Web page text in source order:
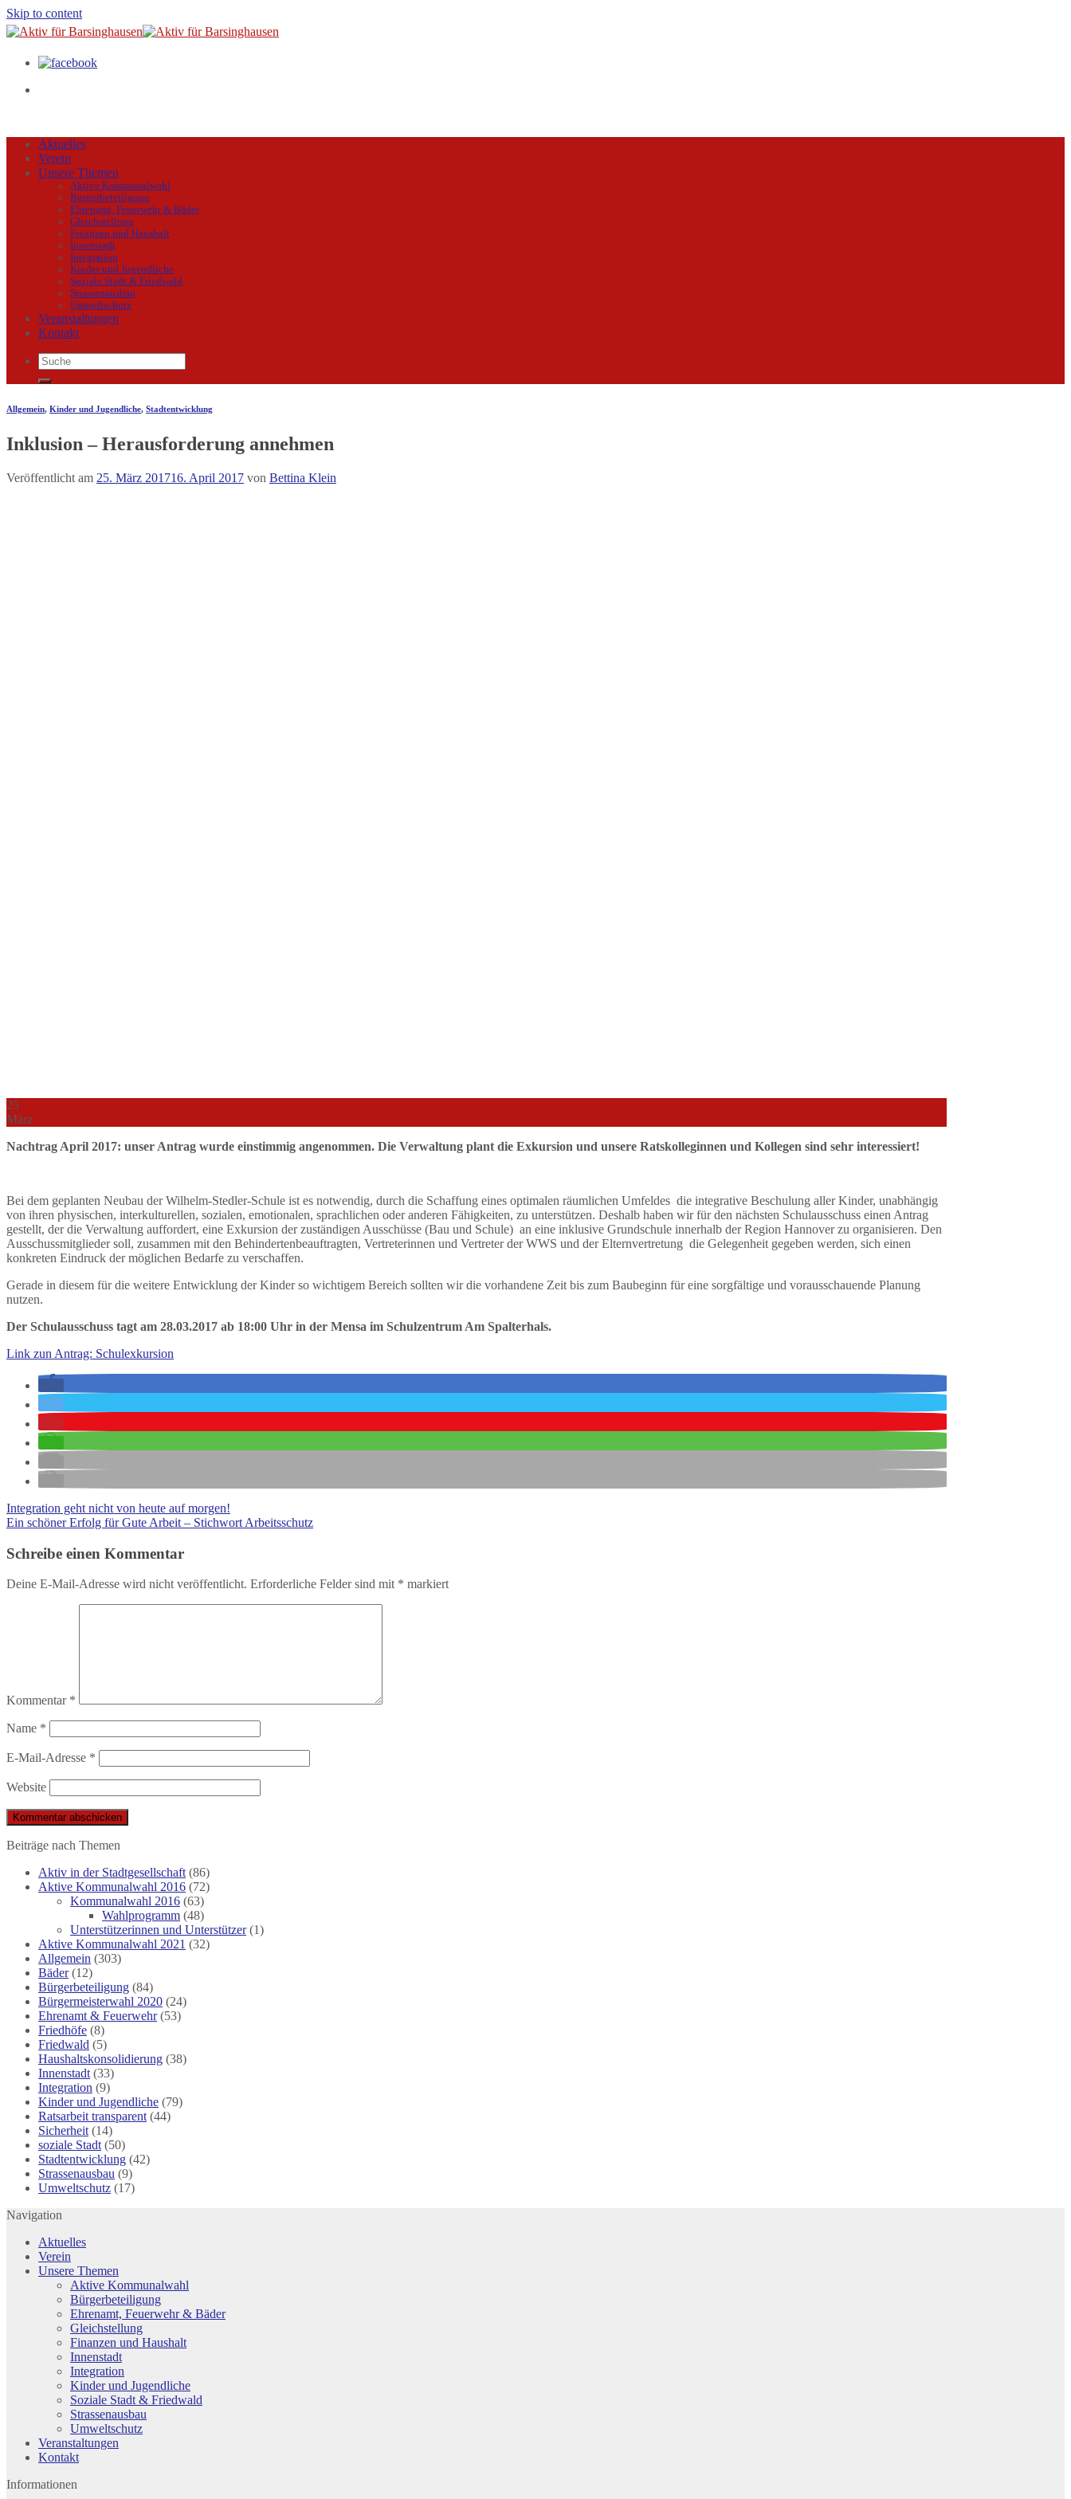
Skip to content
Aktuelles
Verein
Unsere Themen
Aktive Kommunalwahl
Bürgerbeteiligung
Ehrenamt, Feuerwehr & Bäder
Gleichstellung
Finanzen und Haushalt
Innenstadt
Integration
Kinder und Jugendliche
Soziale Stadt & Friedwald
Strassenausbau
Umweltschutz
Veranstaltungen
Kontakt
Allgemein, Kinder und Jugendliche, Stadtentwicklung
Inklusion – Herausforderung annehmen
Veröffentlicht am 25. März 201716. April 2017 von Bettina Klein
25
März
Nachtrag April 2017: unser Antrag wurde einstimmig angenommen. Die Verwaltung plant die Exkursion und unsere Ratskolleginnen und Kollegen sind sehr interessiert!
Bei dem geplanten Neubau der Wilhelm-Stedler-Schule ist es notwendig, durch die Schaffung eines optimalen räumlichen Umfeldes die integrative Beschulung aller Kinder, unabhängig
von ihren physischen, interkulturellen, sozialen, emotionalen, sprachlichen oder anderen Fähigkeiten, zu unterstützen. Deshalb haben wir für den nächsten Schulausschuss einen Antrag
gestellt, der die Verwaltung auffordert, eine Exkursion der zuständigen Ausschüsse (Bau und Schule) an eine inklusive Grundschule innerhalb der Region Hannover zu organisieren. Den
Ausschussmitglieder soll, zusammen mit den Behindertenbeauftragten, Vertreterinnen und Vertreter der WWS und der Elternvertretung die Gelegenheit gegeben werden, sich einen
konkreten Eindruck der möglichen Bedarfe zu verschaffen.
Gerade in diesem für die weitere Entwicklung der Kinder so wichtigem Bereich sollten wir die vorhandene Zeit bis zum Baubeginn für eine sorgfältige und vorausschauende Planung
nutzen.
Der Schulausschuss tagt am 28.03.2017 ab 18:00 Uhr in der Mensa im Schulzentrum Am Spalterhals.
Link zun Antrag: Schulexkursion
Integration geht nicht von heute auf morgen!
Ein schöner Erfolg für Gute Arbeit – Stichwort Arbeitsschutz
Schreibe einen Kommentar
Deine E-Mail-Adresse wird nicht veröffentlicht. Erforderliche Felder sind mit * markiert
Kommentar *
Name *
E-Mail-Adresse *
Website
Beiträge nach Themen
Aktiv in der Stadtgesellschaft (86)
Aktive Kommunalwahl 2016 (72)
Kommunalwahl 2016 (63)
Wahlprogramm (48)
Unterstützerinnen und Unterstützer(1)
Aktive Kommunalwahl 2021 (32)
Allgemein (303)
Bäder(12)
Bürgerbeteiligung (84)
Bürgermeisterwahl 2020 (24)
Ehrenamt & Feuerwehr(53)
Friedhöfe (8)
Friedwald (5)
Haushaltskonsolidierung (38)
Innenstadt (33)
Integration (9)
Kinder und Jugendliche (79)
Ratsarbeit transparent (44)
Sicherheit (14)
soziale Stadt (50)
Stadtentwicklung (42)
Strassenausbau (9)
Umweltschutz (17)
Navigation
Aktuelles
Verein
Unsere Themen
Aktive Kommunalwahl
Bürgerbeteiligung
Ehrenamt, Feuerwehr & Bäder
Gleichstellung
Finanzen und Haushalt
Innenstadt
Integration
Kinder und Jugendliche
Soziale Stadt & Friedwald
Strassenausbau
Umweltschutz
Veranstaltungen
Kontakt
Informationen